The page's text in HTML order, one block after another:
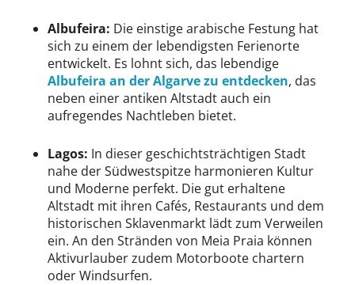
Albufeira: Die einstige arabische Festung hat
sich zu einem der lebendigsten Ferienorte
entwickelt. Es lohnt sich, das lebendige
Albufeira an der Algarve zu entdecken, das
neben einer antiken Altstadt auch ein
aufregendes Nachtleben bietet.
Lagos: In dieser geschichtsträchtigen Stadt
nahe der Südwestspitze harmonieren Kultur
und Moderne perfekt. Die gut erhaltene
Altstadt mit ihren Cafés, Restaurants und dem
historischen Sklavenmarkt lädt zum Verweilen
ein. An den Stränden von Meia Praia können
Aktivurlauber zudem Motorboote chartern
oder Windsurfen.